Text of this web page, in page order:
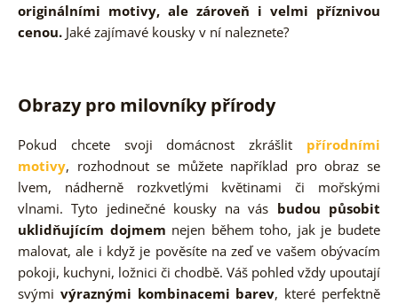
originálními motivy, ale zároveň i velmi příznivou
cenou.Jaké zajímavé kousky v ní naleznete?
Obrazy pro milovníky přírody
Pokud chcete svoji domácnost zkrášlit přírodními
motivy, rozhodnout se můžete například pro obraz se
lvem, nádherně rozkvetlými květinami či mořskými
vlnami. Tyto jedinečné kousky na vás budou působit
uklidňujícím dojmem nejen během toho, jak je budete
malovat, ale i když je pověsíte na zeď ve vašem obývacím
pokoji, kuchyni, ložnici či chodbě. Váš pohled vždy upoutají
svými výraznými kombinacemi barev, které perfektně